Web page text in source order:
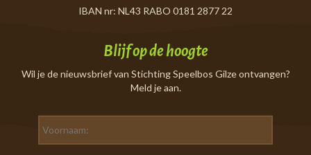
IBAN nr: NL43 RABO 0181 2877 22
Blijf op de hoogte
Wil je de nieuwsbrief van Stichting Speelbos Gilze ontvangen?
Meld je aan.